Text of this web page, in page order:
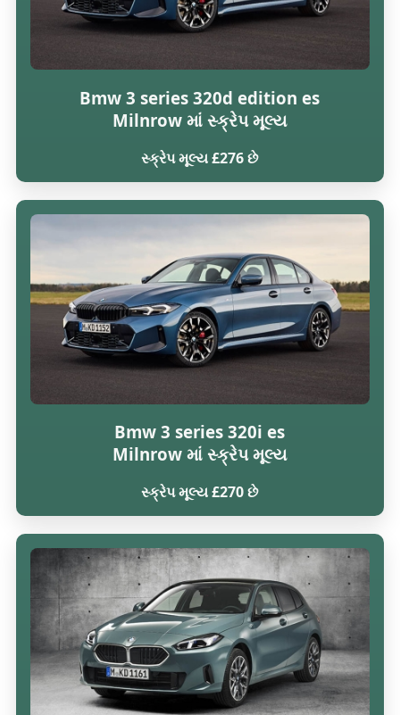
Bmw 3 series 320d edition es
Milnrow માં સ્ક્રેપ મૂલ્ય
સ્ક્રેપ મૂલ્ય £276 છે
Bmw 3 series 320i es
Milnrow માં સ્ક્રેપ મૂલ્ય
સ્ક્રેપ મૂલ્ય £270 છે